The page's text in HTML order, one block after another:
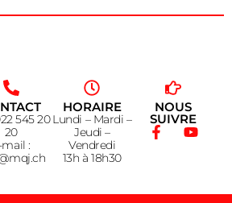
545 20
20
mail :
HORAIRE
Lundi – Mardi –
Jeudi –
Vendredi
13h à 18h30
NOUS
SUIVRE